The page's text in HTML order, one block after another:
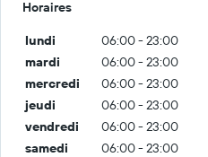
Horaires
lundi
06:00 - 23:00
mardi
06:00 - 23:00
mercredi
06:00 - 23:00
jeudi
06:00 - 23:00
vendredi
06:00 - 23:00
samedi
06:00 - 23:00